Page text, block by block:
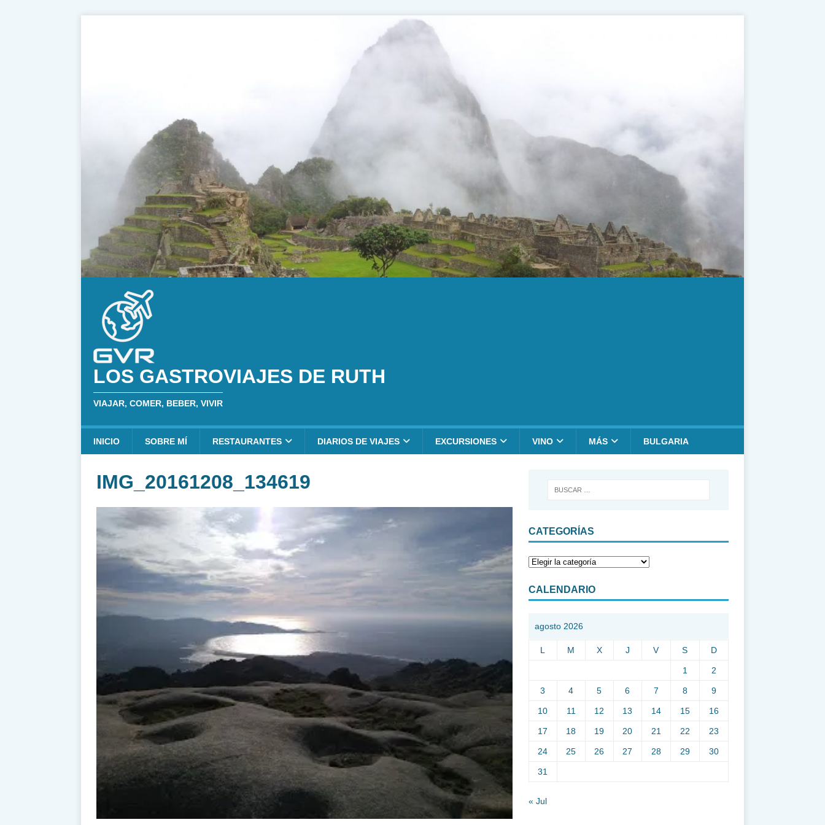
LOS GASTROVIAJES DE RUTH
VIAJAR, COMER, BEBER, VIVIR
INICIO SOBRE MÍ RESTAURANTES DIARIOS DE VIAJES EXCURSIONES VINO MÁS BULGARIA
IMG_20161208_134619
CATEGORÍAS
CALENDARIO
agosto 2026
L M X J V S D
1 2
3 4 5 6 7 8 9
10 11 12 13 14 15 16
17 18 19 20 21 22 23
24 25 26 27 28 29 30
31
« Jul